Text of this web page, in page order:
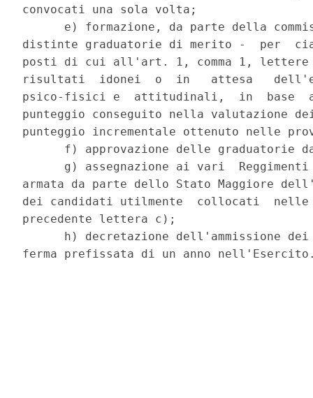
convocati una sola volta;
e) formazione, da parte della
distinte graduatorie di merito -  per
posti di cui all'art. 1, comma 1,
risultati  idonei  o  in   attesa
psico-fisici e  attitudinali,  in  base
punteggio conseguito nella
punteggio incrementale ottenuto nelle
f) approvazione delle graduatorie
g) assegnazione ai vari
armata da parte dello Stato Maggiore
dei candidati utilmente  collocati
precedente lettera c);
h) decretazione dell'ammissione